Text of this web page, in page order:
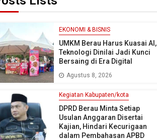
EKONOMI & BISNIS
UMKM Berau Harus Kuasai AI,
Teknologi Dinilai Jadi Kunci
Bersaing di Era Digital
Agustus 8, 2026
Kegiatan Kabupaten/kota
DPRD Berau Minta Setiap
Usulan Anggaran Disertai
Kajian, Hindari Kecurigaan
dalam Pembahasan APBD